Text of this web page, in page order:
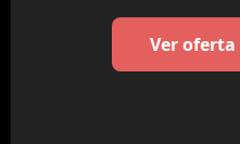
Ver oferta